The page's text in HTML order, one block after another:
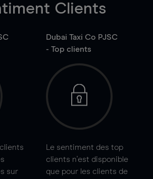
Clients
sur
Dubai Taxi Co PJSC
- Top clients
Le sentiment des top
clients n'est disponible
que pour les clients de